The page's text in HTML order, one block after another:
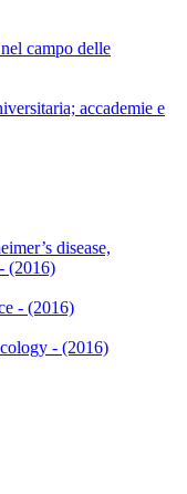
campo delle
accademie e
disease,
(2016)
- (2016)
- (2016)